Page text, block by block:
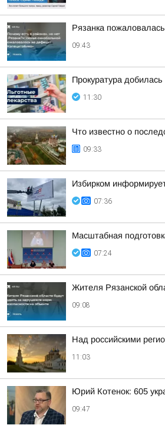
Рязанка
09:43
Прокуратура
11:30
Что известно о
09:33
Избирком
07:36
Масштабная
07:24
Жителя Рязанской
09:08
Над российскими
11:03
Юрий Котенок: 605
09:47